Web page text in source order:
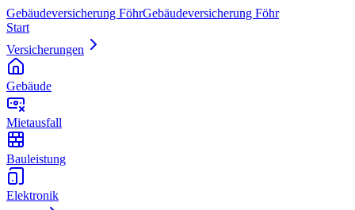
Gebäudeversicherung FöhrGebäudeversicherung Föhr
Start
Versicherungen
Gebäude
Mietausfall
Bauleistung
Elektronik